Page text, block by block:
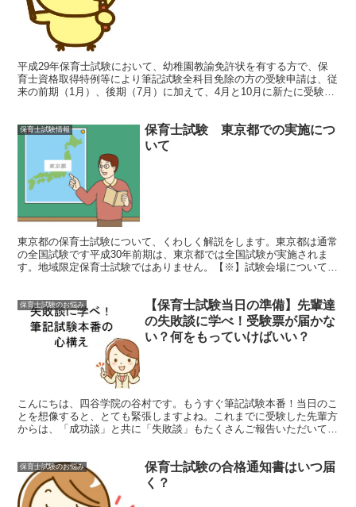
平成29年保育士試験において、幼稚園教諭免許状を有する方で、保
育士資格取得特例等により筆記試験全科目免除の方の受験申請は、従
来の前期（1月）、後期（7月）に加えて、4月と10月に新たに受験申
保育士試験情報
保育士試験 東京都での実施につ
いて
東京都の保育士試験について、くわしく解説をします。東京都は通常
の全国試験です平成30年前期は、東京都では全国試験が実施されま
す。地域限定保育士試験ではありません。【※】試験会場についての
保育士試験のお悩み
【保育士試験当日の準備】先輩達
の失敗談に学べ！受験票が届かな
い？何をもっていけばいい？
こんにちは、四谷学院の谷村です。もうすぐ筆記試験本番！当日のこ
とを想像すると、とても緊張しますよね。これまでに受験した先輩方
からは、「成功談」と共に「失敗談」もたくさんご報告いただいてい
保育士試験のお悩み
保育士試験の合格通知書はいつ届
く？